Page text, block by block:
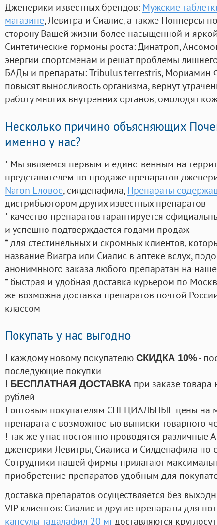
Дженерики известных брендов: Мужские
магазине, Левитра и Сиалис, а также Попперсы
сторону Вашей жизни более насыщенной и
Синтетические гормоны роста: Динатроп,
энергии спортсменам и решат проблемы
БАДы и препараты:Tribulus terrestris, Мориамин
повысят выносливость организма, вернут
работу многих внутренних органов, омолодят
Несколько причино объясняющих
именно у нас?
* Мы являемся первым и единственным на
представителем по продаже препаратов
Naron Еловое, силденафила, Препараты
дистрибьютором других известных препаратов
* качество препаратов гарантируется
и успешно подтверждается годами продаж
* для стестинельных и скромных клиентов,
название Виагра или Сиалис в аптеке вслух,
анонимныого заказа любого препаратан на
* быстрая и удобная доставка курьером по
же возможна доставка препаратов почтой
классом
Покупать у нас выгодно
! каждому новому покупателю СКИДКА 10%-
последующие покупки
! БЕСПЛАТНАЯ ДОСТАВКА при заказе
рублей
! оптовым покупателям СПЕЦИАЛЬНЫЕ цены на
препарата с возможностью выписки товарного
! так же у нас постоянно проводятся
дженерики Левитры, Сиалиса и Силденафила по
Cотрудники нашей фирмы прилагают
приобретение препаратов удобным для
доставка препаратов осуществляется без
VIP клиентов: Сиалис и другие препараты для
капсулы тадалафил 20 мгдоставляются